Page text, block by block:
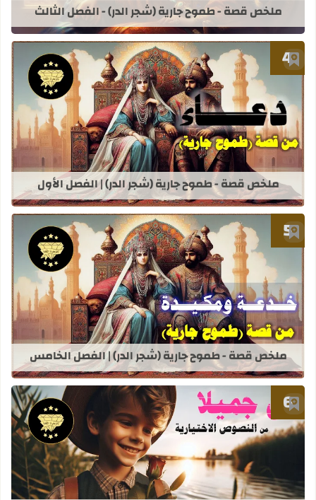
ملخص قصة - طموح جارية (شجر الدر) - الفصل الثالث
أضف إلى العلامات المرجعية
قراءة المزيد عن ملخص قصة - طموح
ملخص قصة - طموح جارية (شجر الدر) | الفصل الأول
أضف إلى العلامات المرجعية
قراءة المزيد عن ملخص قصة - طموح
ملخص قصة - طموح جارية (شجر الدر) | الفصل الخامس
أضف إلى العلامات المرجعية
قراءة المزيد عن سؤال وجواب |